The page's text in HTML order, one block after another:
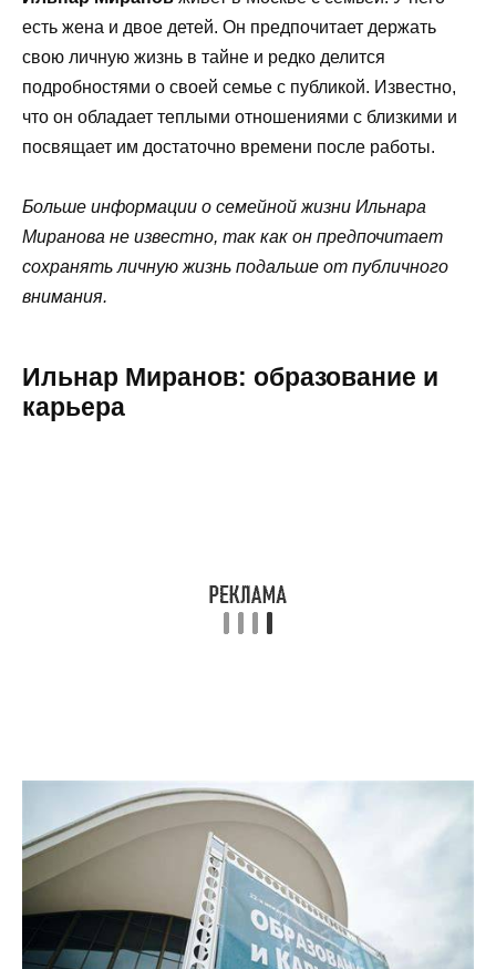
есть жена и двое детей. Он предпочитает держать
свою личную жизнь в тайне и редко делится
подробностями о своей семье с публикой. Известно,
что он обладает теплыми отношениями с близкими и
посвящает им достаточно времени после работы.
Больше информации о семейной жизни Ильнара
Миранова не известно, так как он предпочитает
сохранять личную жизнь подальше от публичного
внимания.
Ильнар Миранов: образование и
карьера